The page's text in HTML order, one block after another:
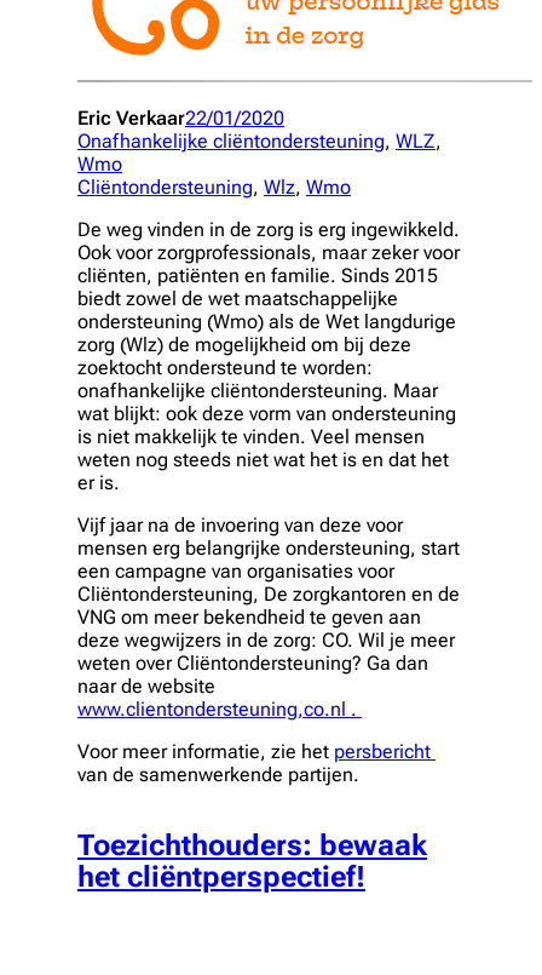
Eric Verkaar22/01/2020
Onafhankelijke cliëntondersteuning, WLZ
Wmo
Cliëntondersteuning, Wlz, Wmo
De weg vinden in de zorg is erg ingewikkeld.
Ook voor zorgprofessionals, maar zeker voor
cliënten, patiënten en familie. Sinds 2015
biedt zowel de wet maatschappelijke
ondersteuning (Wmo) als de Wet langdurige
zorg (Wlz) de mogelijkheid om bij deze
zoektocht ondersteund te worden:
onafhankelijke cliëntondersteuning. Maar
wat blijkt: ook deze vorm van ondersteuning
is niet makkelijk te vinden. Veel mensen
weten nog steeds niet wat het is en dat het
er is.
Vijf jaar na de invoering van deze voor
mensen erg belangrijke ondersteuning, start
een campagne van organisaties voor
Cliëntondersteuning, De zorgkantoren en de
VNG om meer bekendheid te geven aan
deze wegwijzers in de zorg: CO. Wil je meer
weten over Cliëntondersteuning? Ga dan
naar de website
www.clientondersteuning,co.nl .
Voor meer informatie, zie het persbericht
van de samenwerkende partijen.
Toezichthouders: bewaak
het cliëntperspectief!